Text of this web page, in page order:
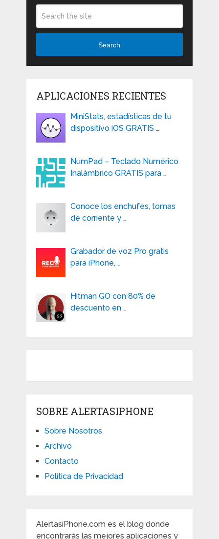
Search
APLICACIONES RECIENTES
MiniStats, estadísticas de tu
dispositivo iOS GRATIS …
NumPad – Teclado Numérico
Inalámbrico GRATIS para …
Conoce los enchufes, tomas
de corriente y …
Grabador de voz Pro gratis
para iPhone, …
Hitman GO con 80% de
descuento en …
SOBRE ALERTASIPHONE
Sobre Nosotros
Archivo
Contacto
Política de Privacidad
AlertasiPhone.com es el blog donde
encontrarás las mejores aplicaciones y